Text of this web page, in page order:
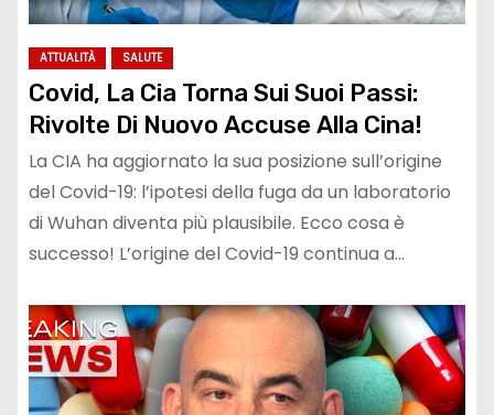
ATTUALITÀ SALUTE
Covid, La Cia Torna Sui Suoi Passi:
Rivolte Di Nuovo Accuse Alla Cina!
La CIA ha aggiornato la sua posizione sull’origine
del Covid-19: l’ipotesi della fuga da un laboratorio
di Wuhan diventa più plausibile. Ecco cosa è
successo! L’origine del Covid-19 continua a…